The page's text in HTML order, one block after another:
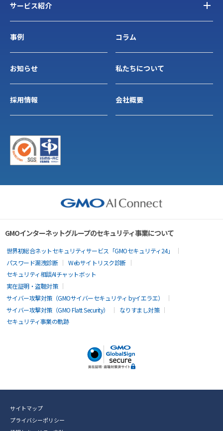
サービス紹介
事例 コラム
お知らせ 私たちについて
採用情報 会社概要
GMOインターネットグループのセキュリティ事業について
世界初総合ネットセキュリティサービス「GMOセキュリティ24」
パスワード漏洩診断
Webサイトリスク診断
セキュリティ相談AIチャットボット
実在証明・盗聴対策
サイバー攻撃対策（GMOサイバーセキュリティ byイエラエ）
サイバー攻撃対策（GMO Flatt Security）
なりすまし対策
セキュリティ事業の軌跡
サイトマップ
プライバシーポリシー